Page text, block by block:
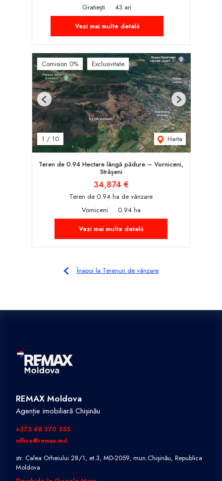
Gratiești
43 ari
Vezi mai multe detalii
Comision 0% Exclusivitate
1 / 10 Harta
Previous Next
Teren de 0.94 Hectare lângă pădure – Vorniceni,
Strășeni
34,874 €
Teren de 0.94 ha de vânzare
Vorniceni
0.94 ha
Vezi mai multe detalii
Înapoi la Terenuri de vânzare
REMAX Moldova
Agenție imobiliară Chișinău
+373 68 370 555
office@remax.md
str. Calea Orheiului 28/1, et.3, MD-2059, mun.Chișinău, Republica
Moldova